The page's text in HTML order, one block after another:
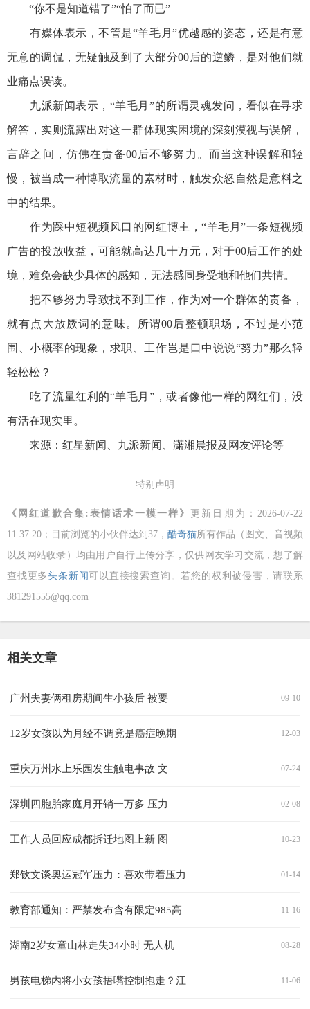
“你不是知道错了”“怕了而已”
有媒体表示，不管是“羊毛月”优越感的姿态，还是有意
无意的调侃，无疑触及到了大部分00后的逆鳞，是对他们就
业痛点误读。
九派新闻表示，“羊毛月”的所谓灵魂发问，看似在寻求
解答，实则流露出对这一群体现实困境的深刻漠视与误解，
言辞之间，仿佛在责备00后不够努力。而当这种误解和轻
慢，被当成一种博取流量的素材时，触发众怒自然是意料之
中的结果。
作为踩中短视频风口的网红博主，“羊毛月”一条短视频
广告的投放收益，可能就高达几十万元，对于00后工作的处
境，难免会缺少具体的感知，无法感同身受地和他们共情。
把不够努力导致找不到工作，作为对一个群体的责备，
就有点大放厥词的意味。所谓00后整顿职场，不过是小范
围、小概率的现象，求职、工作岂是口中说说“努力”那么轻
轻松松？
吃了流量红利的“羊毛月”，或者像他一样的网红们，没
有活在现实里。
来源：红星新闻、九派新闻、潇湘晨报及网友评论等
特别声明
《网红道歉合集:表情话术一模一样》
更新日期为：2026-07-22
11:37:20；目前浏览的小伙伴达到 37， 酷奇猫所有作品（图文、音视频
以及网站收录）均由用户自行上传分享，仅供网友学习交流，想了解
查找更多头条新闻 可以直接搜索查询。若您的权利被侵害，请联系
381291555@qq.com
相关文章
09-10
广州夫妻俩租房期间生小孩后 被要
12-03
12岁女孩以为月经不调竟是癌症晚期
07-24
重庆万州水上乐园发生触电事故 文
02-08
深圳四胞胎家庭月开销一万多 压力
10-23
工作人员回应成都拆迁地图上新 图
01-14
郑钦文谈奥运冠军压力：喜欢带着压力
11-16
教育部通知：严禁发布含有限定985高
08-28
湖南2岁女童山林走失34小时 无人机
11-06
男孩电梯内将小女孩捂嘴控制抱走？江